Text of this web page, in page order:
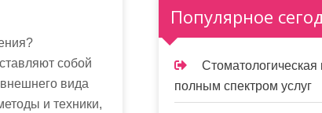
собой
вида
и техники,
Популярное
Стоматологическая
полным спектром услуг